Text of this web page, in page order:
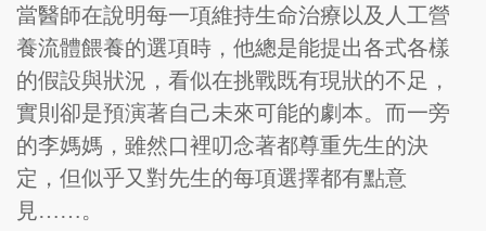
當醫師在說明每一項維持生命治療以及人工營
養流體餵養的選項時，他總是能提出各式各樣
的假設與狀況，看似在挑戰既有現狀的不足，
實則卻是預演著自己未來可能的劇本。而一旁
的李媽媽，雖然口裡叨念著都尊重先生的決
定，但似乎又對先生的每項選擇都有點意
見……。